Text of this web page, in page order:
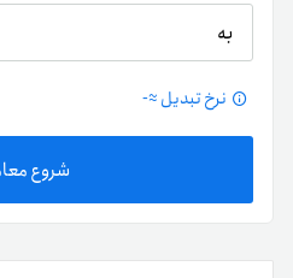
به
نرخ تبدیل ≈-
شروع